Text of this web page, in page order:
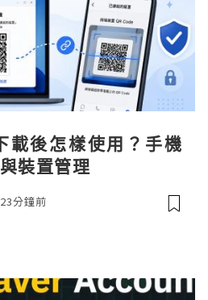
載後怎樣使用？手機
裝置管理
23分鐘前